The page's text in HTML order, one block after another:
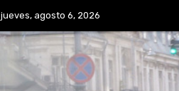
jueves, agosto 6, 2026